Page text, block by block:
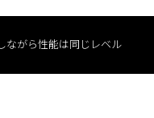
ながら性能は同じレベル